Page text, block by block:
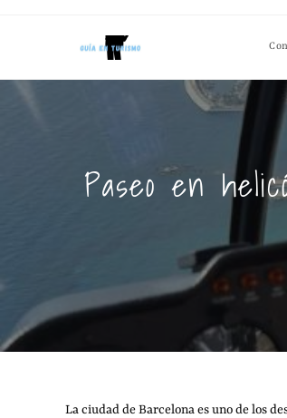
Paseo en
La ciudad de Barcelona es uno de los